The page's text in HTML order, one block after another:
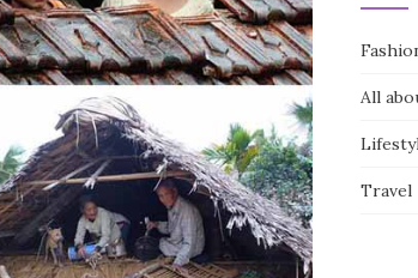
All
Travel